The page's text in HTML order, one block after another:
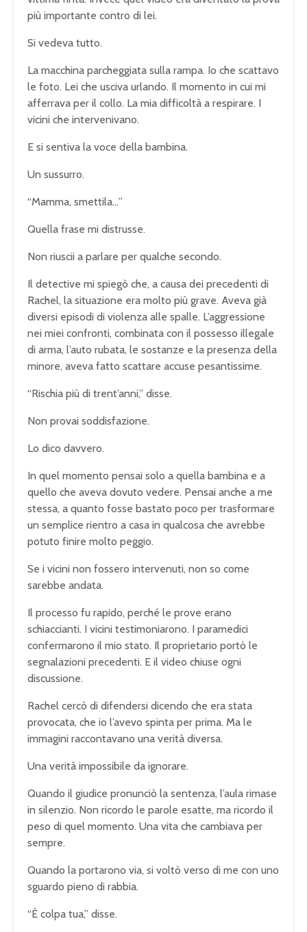
più importante contro di lei.
Si vedeva tutto.
La macchina parcheggiata sulla rampa. Io che scattavo
le foto. Lei che usciva urlando. Il momento in cui mi
afferrava per il collo. La mia difficoltà a respirare. I
vicini che intervenivano.
E si sentiva la voce della bambina.
Un sussurro.
“Mamma, smettila…”
Quella frase mi distrusse.
Non riuscii a parlare per qualche secondo.
Il detective mi spiegò che, a causa dei precedenti di
Rachel, la situazione era molto più grave. Aveva già
diversi episodi di violenza alle spalle. L’aggressione
nei miei confronti, combinata con il possesso illegale
di arma, l’auto rubata, le sostanze e la presenza della
minore, aveva fatto scattare accuse pesantissime.
“Rischia più di trent’anni,” disse.
Non provai soddisfazione.
Lo dico davvero.
In quel momento pensai solo a quella bambina e a
quello che aveva dovuto vedere. Pensai anche a me
stessa, a quanto fosse bastato poco per trasformare
un semplice rientro a casa in qualcosa che avrebbe
potuto finire molto peggio.
Se i vicini non fossero intervenuti, non so come
sarebbe andata.
Il processo fu rapido, perché le prove erano
schiaccianti. I vicini testimoniarono. I paramedici
confermarono il mio stato. Il proprietario portò le
segnalazioni precedenti. E il video chiuse ogni
discussione.
Rachel cercò di difendersi dicendo che era stata
provocata, che io l’avevo spinta per prima. Ma le
immagini raccontavano una verità diversa.
Una verità impossibile da ignorare.
Quando il giudice pronunciò la sentenza, l’aula rimase
in silenzio. Non ricordo le parole esatte, ma ricordo il
peso di quel momento. Una vita che cambiava per
sempre.
Quando la portarono via, si voltò verso di me con uno
sguardo pieno di rabbia.
“È colpa tua,” disse.